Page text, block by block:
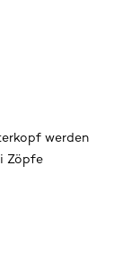
werden
Zöpfe